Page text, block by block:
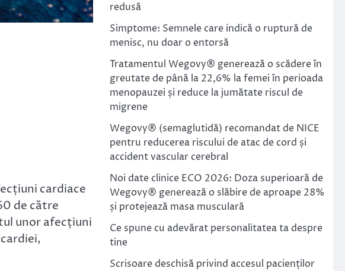
cardiace
de către
unor afecțiuni
redusă
Simptome: Semnele care indică o ruptură de
menisc, nu doar o entorsă
Tratamentul Wegovy® generează o scădere în
greutate de până la 22,6% la femei în perioada
menopauzei și reduce la jumătate riscul de
migrene
Wegovy® (semaglutidă) recomandat de NICE
pentru reducerea riscului de atac de cord și
accident vascular cerebral
Noi date clinice ECO 2026: Doza superioară de
Wegovy® generează o slăbire de aproape 28%
și protejează masa musculară
Ce spune cu adevărat personalitatea ta despre
tine
Scrisoare deschisă privind accesul pacienților